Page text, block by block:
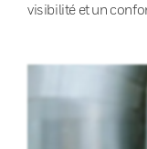
visibilité et un